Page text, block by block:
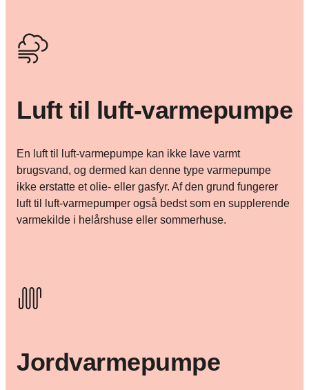
Luft til luft-varmepumpe
En luft til luft-varmepumpe kan ikke lave varmt
brugsvand, og dermed kan denne type varmepumpe
ikke erstatte et olie- eller gasfyr. Af den grund fungerer
luft til luft-varmepumper også bedst som en supplerende
varmekilde i helårshuse eller sommerhuse.
Jordvarmepumpe